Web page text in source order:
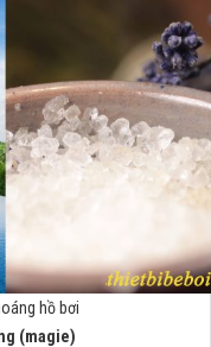
hồ bơi
(magie)